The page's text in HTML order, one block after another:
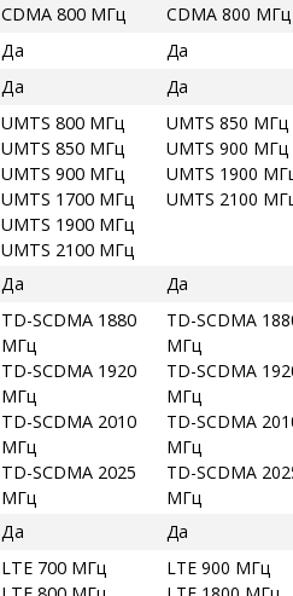
CDMA 800 МГц
CDMA 800 МГц
Да
Да
Да
Да
UMTS 800 МГц
UMTS 850 МГц
UMTS 900 МГц
UMTS 1700 МГц
UMTS 1900 МГц
UMTS 2100 МГц
UMTS 850 МГц
UMTS 900 МГц
UMTS 1900
UMTS 2100
Да
Да
TD-SCDMA 1880
МГц
TD-SCDMA 1920
МГц
TD-SCDMA 2010
МГц
TD-SCDMA 2025
МГц
TD-SCDMA
МГц
TD-SCDMA
МГц
TD-SCDMA
МГц
TD-SCDMA
МГц
Да
Да
LTE 700 МГц
LTE 900 МГц